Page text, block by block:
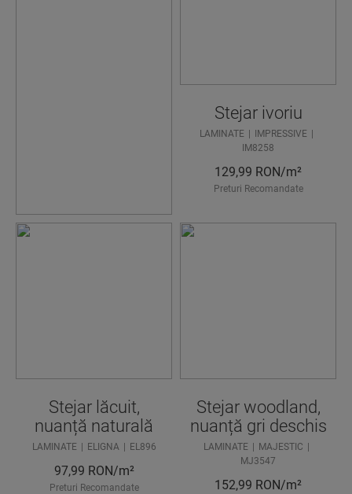
Stejar ivoriu
LAMINATE
IMPRESSIVE
IM8258
129,99 RON/m²
Preturi Recomandate
Stejar lăcuit,
nuanță naturală
LAMINATE ELIGNA EL896
97,99 RON/m²
Preturi Recomandate
Stejar woodland,
nuanță gri deschis
LAMINATE
MAJESTIC
MJ3547
152,99 RON/m²